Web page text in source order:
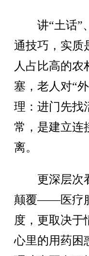
讲“土话”、
通技巧，实质
人占比高的
塞，老人对“
理：进门先找
常，是建立连
离。
更深层次看
颠覆——医疗
度，更取决于
心里的用药困